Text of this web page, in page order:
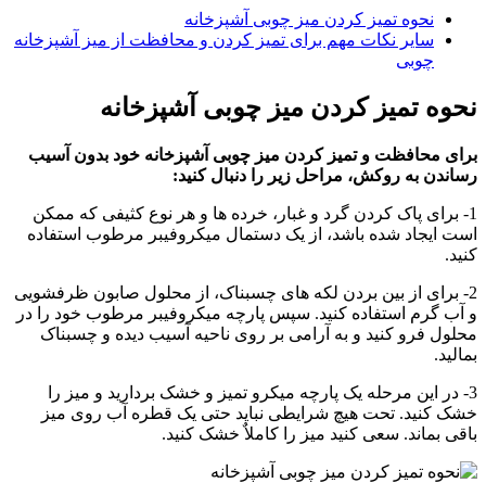
نحوه تمیز کردن میز چوبی آشپزخانه
سایر نکات مهم برای تمیز کردن و محافظت از میز آشپزخانه
چوبی
نحوه تمیز کردن میز چوبی آشپزخانه
برای محافظت و تمیز کردن میز چوبی آشپزخانه خود بدون آسیب
رساندن به روکش، مراحل زیر را دنبال کنید:
1- برای پاک کردن گرد و غبار، خرده ها و هر نوع کثیفی که ممکن
است ایجاد شده باشد، از یک دستمال میکروفیبر مرطوب استفاده
کنید.
2- برای از بین بردن لکه های چسبناک، از محلول صابون ظرفشویی
و آب گرم استفاده کنید. سپس پارچه میکروفیبر مرطوب خود را در
محلول فرو کنید و به آرامی بر روی ناحیه آسیب دیده و چسبناک
بمالید.
3- در این مرحله یک پارچه میکرو تمیز و خشک بردارید و میز را
خشک کنید. تحت هیچ شرایطی نباید حتی یک قطره آب روی میز
باقی بماند. سعی کنید میز را کاملاٌ خشک کنید.